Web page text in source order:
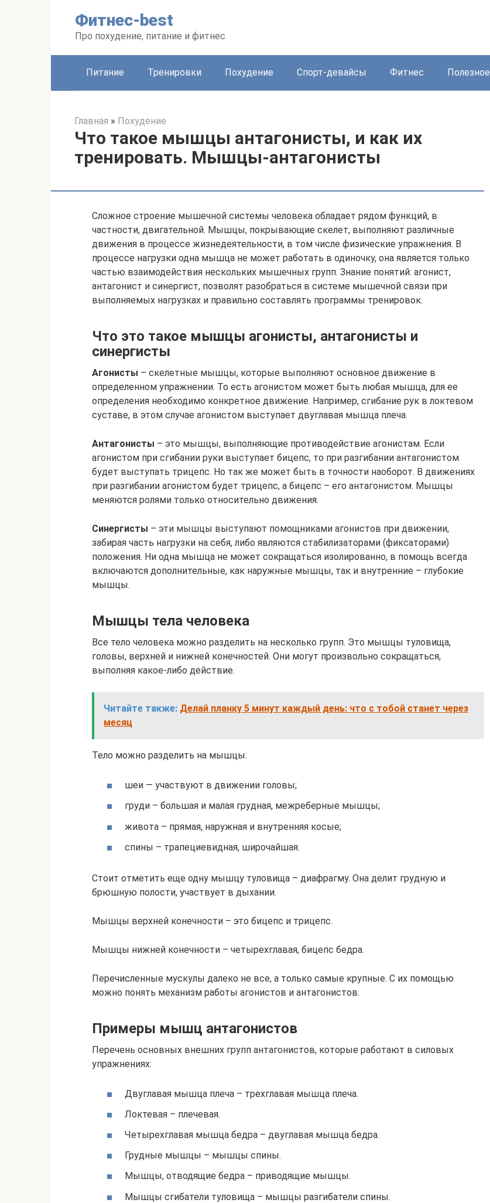
Фитнес-best
Про похудение, питание и фитнес
Питание Тренировки Похудение Спорт-девайсы Фитнес Полезное
Главная » Похудение
Что такое мышцы антагонисты, и как их
тренировать. Мышцы-антагонисты
Сложное строение мышечной системы человека обладает рядом функций, в
частности, двигательной. Мышцы, покрывающие скелет, выполняют различные
движения в процессе жизнедеятельности, в том числе физические упражнения. В
процессе нагрузки одна мышца не может работать в одиночку, она является только
частью взаимодействия нескольких мышечных групп. Знание понятий: агонист,
антагонист и синергист, позволят разобраться в системе мышечной связи при
выполняемых нагрузках и правильно составлять программы тренировок.
Что это такое мышцы агонисты, антагонисты и
синергисты
Агонисты – скелетные мышцы, которые выполняют основное движение в
определенном упражнении. То есть агонистом может быть любая мышца, для ее
определения необходимо конкретное движение. Например, сгибание рук в локтевом
суставе, в этом случае агонистом выступает двуглавая мышца плеча.
Антагонисты – это мышцы, выполняющие противодействие агонистам. Если
агонистом при сгибании руки выступает бицепс, то при разгибании антагонистом
будет выступать трицепс. Но так же может быть в точности наоборот. В движениях
при разгибании агонистом будет трицепс, а бицепс – его антагонистом. Мышцы
меняются ролями только относительно движения.
Синергисты – эти мышцы выступают помощниками агонистов при движении,
забирая часть нагрузки на себя, либо являются стабилизаторами (фиксаторами)
положения. Ни одна мышца не может сокращаться изолированно, в помощь всегда
включаются дополнительные, как наружные мышцы, так и внутренние – глубокие
мышцы.
Мышцы тела человека
Все тело человека можно разделить на несколько групп. Это мышцы туловища,
головы, верхней и нижней конечностей. Они могут произвольно сокращаться,
выполняя какое-либо действие.
Читайте также: Делай планку 5 минут каждый день: что с тобой станет через
месяц
Тело можно разделить на мышцы:
шеи — участвуют в движении головы;
груди – большая и малая грудная, межреберные мышцы;
живота – прямая, наружная и внутренняя косые;
спины – трапециевидная, широчайшая.
Стоит отметить еще одну мышцу туловища – диафрагму. Она делит грудную и
брюшную полости, участвует в дыхании.
Мышцы верхней конечности – это бицепс и трицепс.
Мышцы нижней конечности – четырехглавая, бицепс бедра.
Перечисленные мускулы далеко не все, а только самые крупные. С их помощью
можно понять механизм работы агонистов и антагонистов.
Примеры мышц антагонистов
Перечень основных внешних групп антагонистов, которые работают в силовых
упражнениях:
Двуглавая мышца плеча – трехглавая мышца плеча.
Локтевая – плечевая.
Четырехглавая мышца бедра – двуглавая мышца бедра.
Грудные мышцы – мышцы спины.
Мышцы, отводящие бедра – приводящие мышцы.
Мышцы сгибатели туловища – мышцы разгибатели спины.